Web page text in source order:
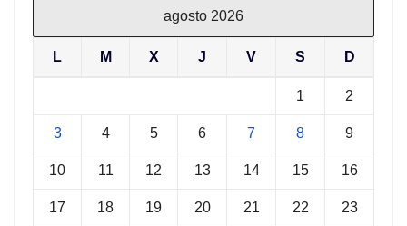
agosto 2026
L M X J V S D
1 2
3 4 5 6 7 8 9
10 11 12 13 14 15 16
17 18 19 20 21 22 23